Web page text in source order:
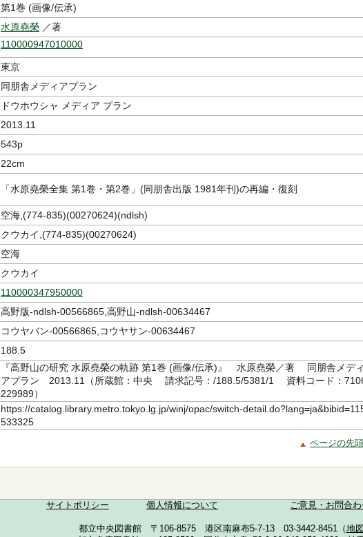
第1巻 (画像/伝承)
水原堯榮 ／著
110000947010000
東京
同朋舎メディアプラン
ドウホウシャ メディア プラン
2013.11
543p
22cm
「水原堯榮全集 第1巻・第2巻」(同朋舎出版 1981年刊)の再編・復刻
空海,(774-835)(00270624)(ndlsh)
クウカイ,(774-835)(00270624)
空海
クウカイ
110000347950000
高野版-ndlsh-00566865,高野山-ndlsh-00634467
コウヤバン-00566865,コウヤサン-00634467
188.5
『高野山の研究 水原堯榮の軌跡 第1巻 (画像/伝承)』 水原堯榮／著 同朋舎メデ
アプラン 2013.11（所蔵館：中央 請求記号：/188.5/5381/1 資料コード：
229989）
https://catalog.library.metro.tokyo.lg.jp/winj/opac/switch-
533325
ページの先
サイトポリシー 個人情報について ご意見・お問合
都立中央図書館 〒106-8575 港区南麻布5-7-13 03-3442-8451（地